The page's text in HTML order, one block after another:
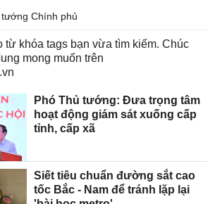
Chính phủ
từ khóa tags bạn vừa tìm kiếm. Chúc
mong muốn trên
Phó Thủ tướng: Đưa trọng tâm
hoạt động giám sát xuống cấp
tỉnh, cấp xã
Siết tiêu chuẩn đường sắt cao
tốc Bắc - Nam để tránh lặp lại